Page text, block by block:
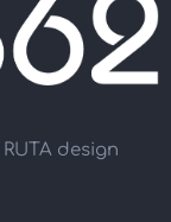
RUTA design